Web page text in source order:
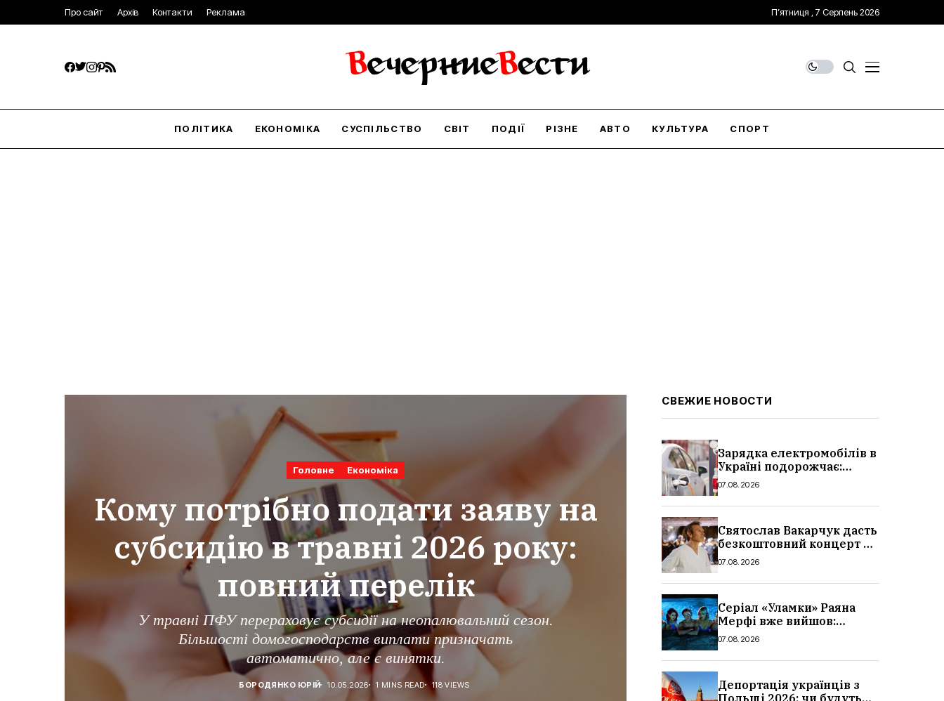
Про сайт Архів Контакти Реклама П’ятниця , 7 Серпень 2026
ПОЛІТИКА ЕКОНОМІКА СУСПІЛЬСТВО СВІТ ПОДІЇ РІЗНЕ АВТО КУЛЬТУРА СПОРТ
Головне Економіка
Кому потрібно подати заяву на
субсидію в травні 2026 року:
повний перелік
У травні ПФУ перераховує субсидії на неопалювальний сезон.
Більшості домогосподарств виплати призначать
автоматично, але є винятки.
БОРОДЯНКО ЮРІЙ 10.05.2026 1 MINS READ 118 VIEWS
СВЕЖИЕ НОВОСТИ
Зарядка електромобілів в
Україні подорожчає:
причина і нові ціни з
07.08.2026
Святослав Вакарчук дасть
безкоштовний концерт у
Львові: дата і місце
07.08.2026
Серіал «Уламки» Раяна
Мерфі вже вийшов:
сюжет, актори та всі
07.08.2026
Депортація українців з
Польщі 2026: чи будуть